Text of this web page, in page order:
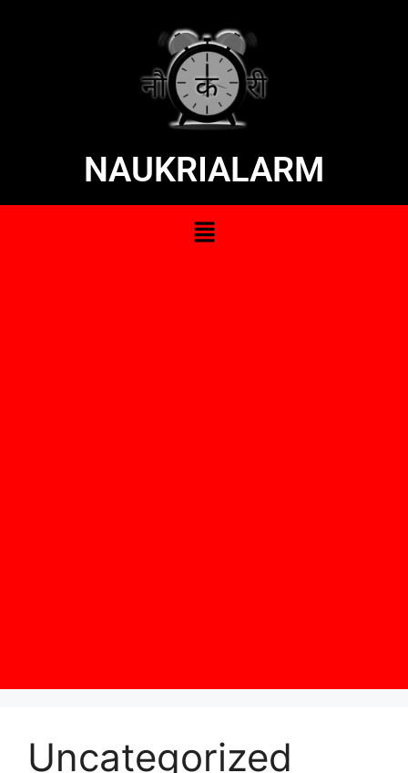
NAUKRIALARM
Uncategorized